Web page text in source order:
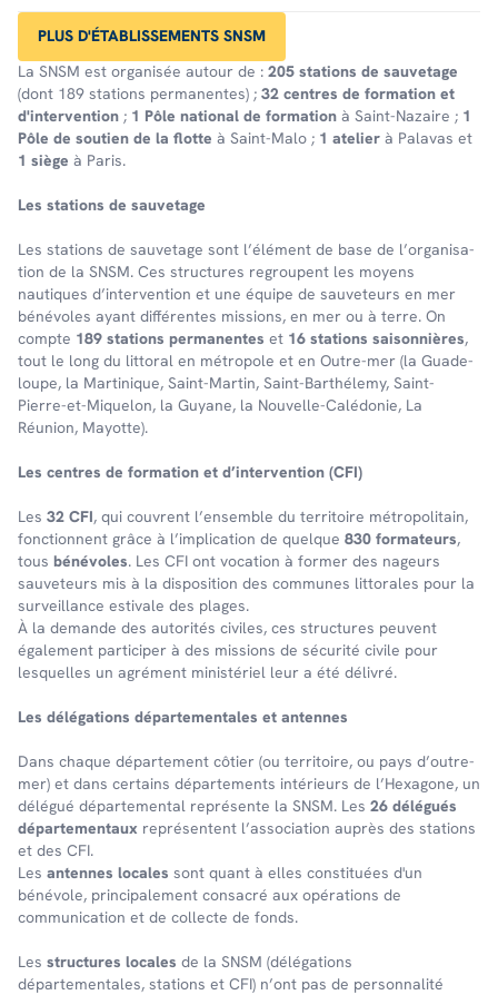
PLUS D'ÉTABLISSEMENTS SNSM
La SNSM est organisée autour de : 205 stations de sauvetage
(dont 189 stations permanentes) ; 32 centres de formation et
d'intervention ; 1 Pôle national de formation à Saint-Nazaire ; 1
Pôle de soutien de la flotte à Saint-Malo ; 1 atelier à Palavas et
1 siège à Paris.
Les stations de sauve­tage
Les stations de sauve­tage sont l’élé­ment de base de l’or­ga­ni­sa­
tion de la SNSM. Ces struc­tures regroupent les moyens
nautiques d’in­ter­ven­tion et une équipe de sauveteurs en mer
bénévoles ayant différentes missions, en mer ou à terre. On
comp­te 189 stations perma­nentes et 16 stations saison­nières,
tout le long du litto­ral en métro­pole et en Outre-mer (la Guade­
loupe, la Marti­nique, Saint-Martin, Saint-Barthé­lemy, Saint-
Pierre-et-Mique­lon, la Guyane, la Nouvelle-Calé­do­nie, La
Réunion, Mayotte).
Les centres de forma­tion et d’in­ter­ven­tion (CFI)
Les 32 CFI, qui couvrent l’en­semble du terri­toire métro­po­li­tain,
fonc­tionnent grâce à l’im­pli­ca­tion de quelque 830 forma­teurs,
tous béné­voles. Les CFI ont voca­tion à former des nageurs
sauve­teurs mis à la dispo­si­tion des communes litto­rales pour la
surveillance esti­vale des plages.
À la demande des auto­ri­tés civiles, ces struc­tures peuvent
égale­ment parti­ci­per à des missions de sécu­rité civile pour
lesquelles un agré­ment minis­té­riel leur a été déli­vré.
Les délé­ga­tions dépar­te­men­tales et antennes
Dans chaque dépar­te­ment côtier (ou terri­toire, ou pays d’outre-
mer) et dans certains dépar­te­ments inté­rieurs de l’Hexa­gone, un
délé­gué dépar­te­men­tal repré­sente la SNSM. Les 26 délégués
départementaux représentent l’association auprès des stations
et des CFI.
Les antennes locales sont quant à elles constituées d'un
bénévole, principalement consacré aux opérations de
communication et de collecte de fonds.
Les structures locales de la SNSM (délégations
départementales, stations et CFI) n’ont pas de personnalité